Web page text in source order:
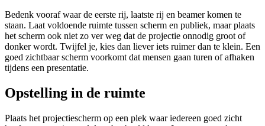
Bedenk vooraf waar de eerste rij, laatste rij en beamer komen te
staan. Laat voldoende ruimte tussen scherm en publiek, maar plaats
het scherm ook niet zo ver weg dat de projectie onnodig groot of
donker wordt. Twijfel je, kies dan liever iets ruimer dan te klein. Een
goed zichtbaar scherm voorkomt dat mensen gaan turen of afhaken
tijdens een presentatie.
Opstelling in de ruimte
Plaats het projectiescherm op een plek waar iedereen goed zicht